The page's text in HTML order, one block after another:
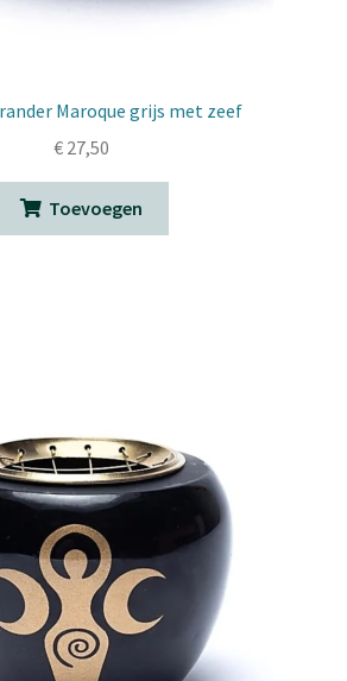
Maroque grijs met zeef
€27,50
Toevoegen